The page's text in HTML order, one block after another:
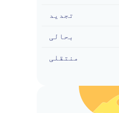
تجدید
بحالی
منتقلی